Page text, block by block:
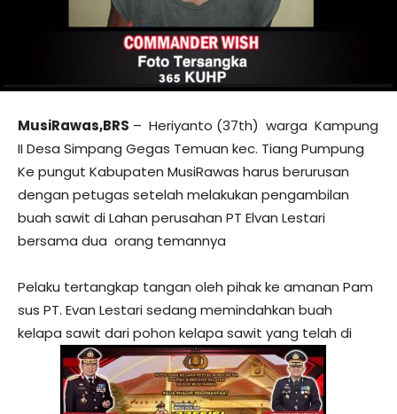
MusiRawas,BRS – Heriyanto (37th) warga Kampung
II Desa Simpang Gegas Temuan kec. Tiang Pumpung
Ke pungut Kabupaten MusiRawas harus berurusan
dengan petugas setelah melakukan pengambilan
buah sawit di Lahan perusahan PT Elvan Lestari
bersama dua orang temannya
Pelaku tertangkap tangan oleh pihak ke amanan Pam
sus PT. Evan Lestari sedang memindahkan buah
kelapa sawit dari pohon kelapa sawit yang telah di